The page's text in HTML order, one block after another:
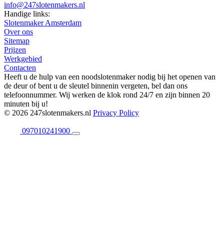
info@247slotenmakers.nl
Handige links:
Slotenmaker Amsterdam
Over ons
Sitemap
Prijzen
Werkgebied
Contacten
Heeft u de hulp van een noodslotenmaker nodig bij het openen van
de deur of bent u de sleutel binnenin vergeten, bel dan ons
telefoonnummer. Wij werken de klok rond 24/7 en zijn binnen 20
minuten bij u!
© 2026 247slotenmakers.nl Privacy Policy
097010241900